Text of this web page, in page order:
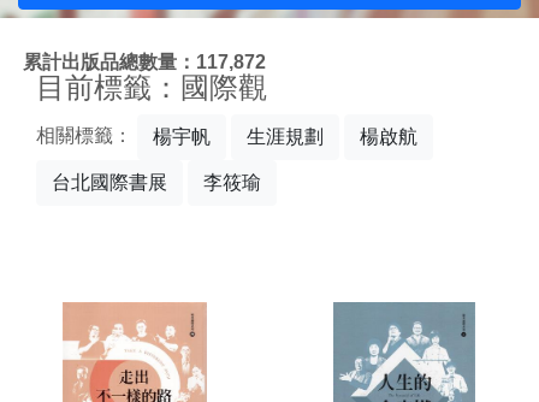
累計出版品總數量：117,872
目前標籤：國際觀
相關標籤： 楊宇帆 生涯規劃 楊啟航
台北國際書展 李筱瑜